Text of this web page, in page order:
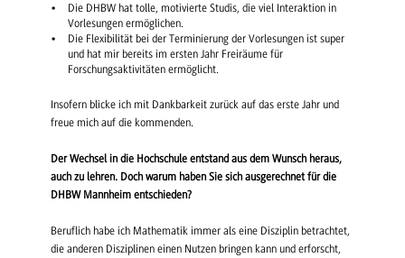
Die DHBW hat tolle, motivierte Studis, die viel Interaktion in
Vorlesungen ermöglichen.
Die Flexibilität bei der Terminierung der Vorlesungen ist super
und hat mir bereits im ersten Jahr Freiräume für
Forschungsaktivitäten ermöglicht.
Insofern blicke ich mit Dankbarkeit zurück auf das erste Jahr und
freue mich auf die kommenden.
Der Wechsel in die Hochschule entstand aus dem Wunsch heraus,
auch zu lehren. Doch warum haben Sie sich ausgerechnet für die
DHBW Mannheim entschieden?
Beruflich habe ich Mathematik immer als eine Disziplin betrachtet,
die anderen Disziplinen einen Nutzen bringen kann und erforscht,